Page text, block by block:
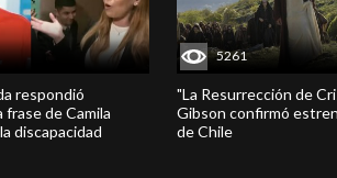
respondió
frase de Camila
discapacidad
5261
"La Resurrección de
Gibson confirmó
de Chile